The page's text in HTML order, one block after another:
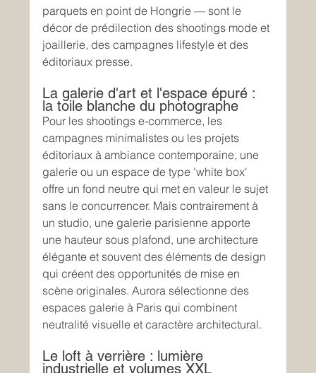
parquets en point de Hongrie — sont le
décor de prédilection des shootings mode et
joaillerie, des campagnes lifestyle et des
éditoriaux presse.
La galerie d'art et l'espace épuré :
la toile blanche du photographe
Pour les shootings e-commerce, les
campagnes minimalistes ou les projets
éditoriaux à ambiance contemporaine, une
galerie ou un espace de type 'white box'
offre un fond neutre qui met en valeur le sujet
sans le concurrencer. Mais contrairement à
un studio, une galerie parisienne apporte
une hauteur sous plafond, une architecture
élégante et souvent des éléments de design
qui créent des opportunités de mise en
scène originales. Aurora sélectionne des
espaces galerie à Paris qui combinent
neutralité visuelle et caractère architectural.
Le loft à verrière : lumière
industrielle et volumes XXL